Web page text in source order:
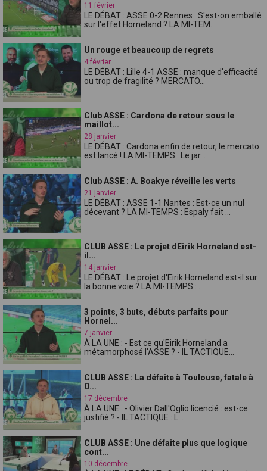
11 février
LE DÉBAT : ASSE 0-2 Rennes : S'est-on emballé
sur l'effet Horneland ? LA MI-TEM...
Un rouge et beaucoup de regrets
4 février
LE DÉBAT : Lille 4-1 ASSE : manque d'efficacité
ou trop de fragilité ? MERCATO...
Club ASSE : Cardona de retour sous le
maillot...
28 janvier
LE DÉBAT : Cardona enfin de retour, le mercato
est lancé ! LA MI-TEMPS : Le jar...
Club ASSE : A. Boakye réveille les verts
21 janvier
LE DÉBAT : ASSE 1-1 Nantes : Est-ce un nul
décevant ? LA MI-TEMPS : Espaly fait ...
CLUB ASSE : Le projet dEirik Horneland est-
il...
14 janvier
LE DÉBAT : Le projet d'Eirik Horneland est-il sur
la bonne voie ? LA MI-TEMPS : ...
3 points, 3 buts, débuts parfaits pour
Hornel...
7 janvier
À LA UNE : - Est ce qu'Eirik Horneland a
métamorphosé l'ASSE ? - IL TACTIQUE...
CLUB ASSE : La défaite à Toulouse, fatale à
O...
17 décembre
À LA UNE : - Olivier Dall'Oglio licencié : est-ce
justifié ? - IL TACTIQUE : L...
CLUB ASSE : Une défaite plus que logique
cont...
10 décembre